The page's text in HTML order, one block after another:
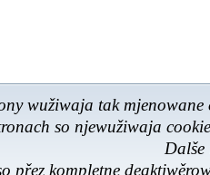
wužiwaja tak
so njewužiwaja
Dalše
přez kompletne